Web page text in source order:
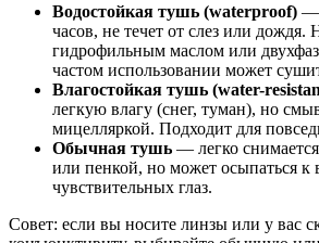
Водостойкая тушь (waterproof) —
часов, не течет от слез или дождя.
гидрофильным маслом или
частом использовании может
Влагостойкая тушь (water-
легкую влагу (снег, туман), но
мицелляркой. Подходит для
Обычная тушь — легко
или пенкой, но может осыпаться к
чувствительных глаз.
Совет: если вы носите линзы или у вас